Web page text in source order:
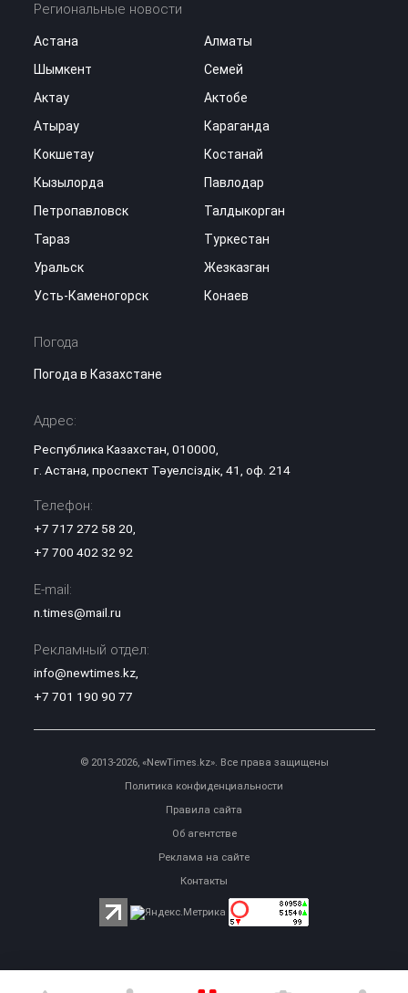
Региональные новости
Астана
Алматы
Шымкент
Семей
Актау
Актобе
Атырау
Караганда
Кокшетау
Костанай
Кызылорда
Павлодар
Петропавловск
Талдыкорган
Тараз
Туркестан
Уральск
Жезказган
Усть-Каменогорск
Конаев
Погода
Погода в Казахстане
Адрес:
Республика Казахстан, 010000,
г. Астана, проспект Тәуелсіздік, 41, оф. 214
Телефон:
+7 717 272 58 20
+7 700 402 32 92
E-mail:
n.times@mail.ru
Рекламный отдел:
info@newtimes.kz,
+7 701 190 90 77
© 2013-2026, «NewTimes.kz». Все права защищены
Политика конфиденциальности
Правила сайта
Об агентстве
Реклама на сайте
Контакты